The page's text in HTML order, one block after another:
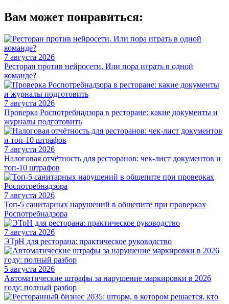
Вам может понравиться:
7 августа 2026
Ресторан против нейросети. Или пора играть в одной
команде?
7 августа 2026
Проверка Роспотребнадзора в ресторане: какие документы и
журналы подготовить
7 августа 2026
Налоговая отчётность для ресторанов: чек-лист документов и
топ-10 штрафов
7 августа 2026
Топ-5 санитарных нарушений в общепите при проверках
Роспотребнадзора
7 августа 2026
ЭТрН для ресторана: практическое руководство
5 августа 2026
Автоматические штрафы за нарушение маркировки в 2026
году: полный разбор